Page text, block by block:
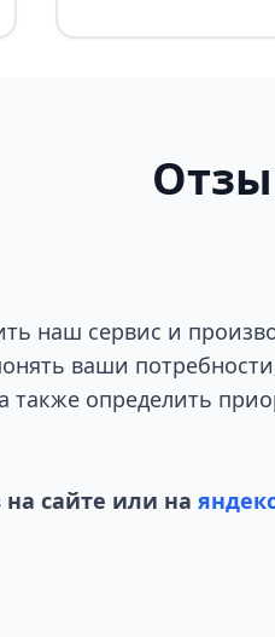
наш сервис и
ваши
также определить
сайте или на